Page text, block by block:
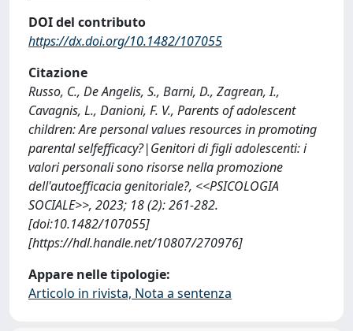
DOI del contributo
https://dx.doi.org/10.1482/107055
Citazione
Russo, C., De Angelis, S., Barni, D., Zagrean, I.,
Cavagnis, L., Danioni, F. V., Parents of adolescent
children: Are personal values resources in promoting
parental selfefficacy?|Genitori di figli adolescenti: i
valori personali sono risorse nella promozione
dell'autoefficacia genitoriale?, <<PSICOLOGIA
SOCIALE>>, 2023; 18 (2): 261-282.
[doi:10.1482/107055]
[https://hdl.handle.net/10807/270976]
Appare nelle tipologie:
Articolo in rivista, Nota a sentenza